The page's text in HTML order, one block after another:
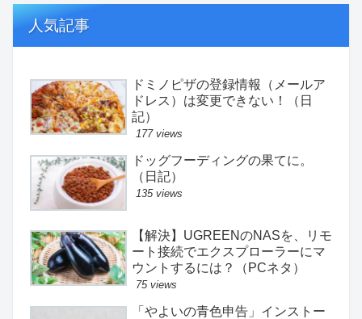
人気記事
ドミノピザの登録情報（メールア
ドレス）は変更できない！（日
記）
177 views
ドッグフーディングの果てに。
（日記）
135 views
【解決】UGREENのNASを、リモ
ート接続でエクスプローラーにマ
ウントするには？（PCネタ）
75 views
「やよいの青色申告」インストー